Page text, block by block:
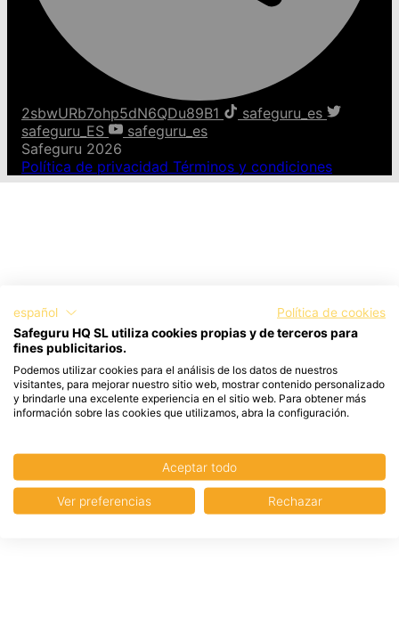
2sbwURb7ohp5dN6QDu89B1
safeguru_es
safeguru_ES
safeguru_es
Safeguru 2026
Política de privacidad Términos y condiciones
español
Política de cookies
Safeguru HQ SL utiliza cookies propias y de terceros para
fines publicitarios.
Podemos utilizar cookies para el análisis de los datos de nuestros
visitantes, para mejorar nuestro sitio web, mostrar contenido personalizado
y brindarle una excelente experiencia en el sitio web. Para obtener más
información sobre las cookies que utilizamos, abra la configuración.
Aceptar todo
Ver preferencias Rechazar